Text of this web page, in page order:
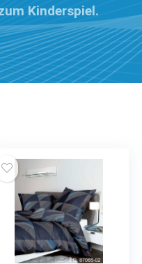
Kinderspiel.